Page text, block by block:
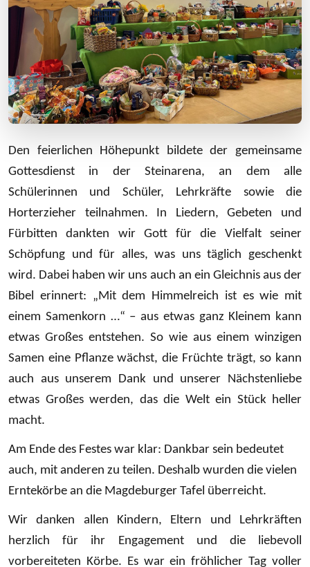
Den feierlichen Höhepunkt bildete der gemeinsame
Gottesdienst in der Steinarena, an dem alle
Schülerinnen und Schüler, Lehrkräfte sowie die
Horterzieher teilnahmen. In Liedern, Gebeten und
Fürbitten dankten wir Gott für die Vielfalt seiner
Schöpfung und für alles, was uns täglich geschenkt
wird. Dabei haben wir uns auch an ein Gleichnis aus der
Bibel erinnert: „Mit dem Himmelreich ist es wie mit
einem Samenkorn …“ – aus etwas ganz Kleinem kann
etwas Großes entstehen. So wie aus einem winzigen
Samen eine Pflanze wächst, die Früchte trägt, so kann
auch aus unserem Dank und unserer Nächstenliebe
etwas Großes werden, das die Welt ein Stück heller
macht.
Am Ende des Festes war klar: Dankbar sein bedeutet
auch, mit anderen zu teilen. Deshalb wurden die vielen
Erntekörbe an die Magdeburger Tafel überreicht.
Wir danken allen Kindern, Eltern und Lehrkräften
herzlich für ihr Engagement und die liebevoll
vorbereiteten Körbe. Es war ein fröhlicher Tag voller